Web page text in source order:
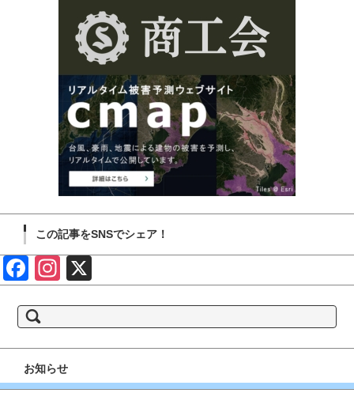
この記事をSNSでシェア！
Face Insta
索:
お知らせ